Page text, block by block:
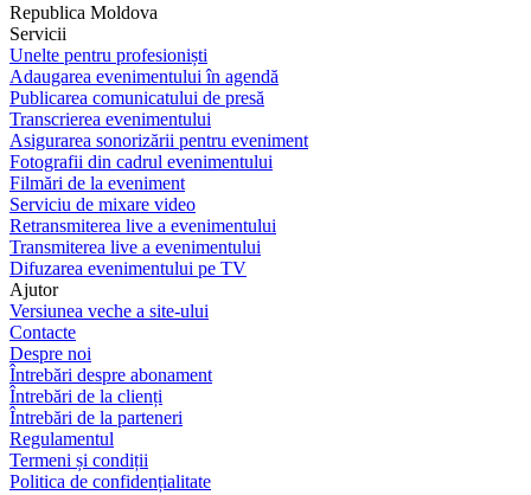
Republica Moldova
Servicii
Unelte pentru profesioniști
Adaugarea evenimentului în agendă
Publicarea comunicatului de presă
Transcrierea evenimentului
Asigurarea sonorizării pentru eveniment
Fotografii din cadrul evenimentului
Filmări de la eveniment
Serviciu de mixare video
Retransmiterea live a evenimentului
Transmiterea live a evenimentului
Difuzarea evenimentului pe TV
Ajutor
Versiunea veche a site-ului
Contacte
Despre noi
Întrebări despre abonament
Întrebări de la clienți
Întrebări de la parteneri
Regulamentul
Termeni și condiții
Politica de confidențialitate